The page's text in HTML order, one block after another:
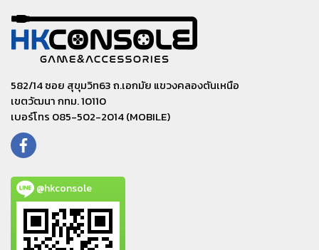
582/14 ซอย สุขุมวิท63 ถ.เอกมัย แขวงคลองตันเหนือ
เขตวัฒนา กทม. 10110
เบอร์โทร 085-502-2014 (MOBILE)
@hkconsole